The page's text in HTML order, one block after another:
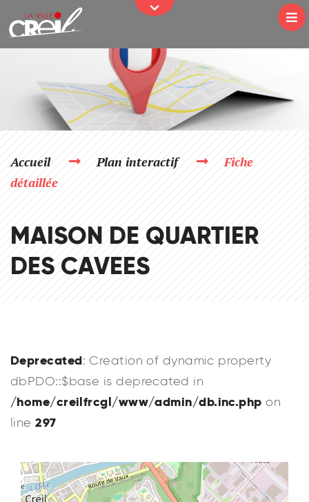
Passer au contenu JE PARTICIPE
Accueil Plan interactif
Fiche
détaillée
MAISON DE QUARTIER
DES CAVEES
Deprecated: Creation of dynamic property
dbPDO::$base is deprecated in
/home/creilfrcgl/www/admin/db.inc.php on
line297